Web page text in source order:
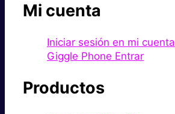
Mi cuenta
Iniciar sesión en mi cuenta
Giggle Phone Entrar
Productos